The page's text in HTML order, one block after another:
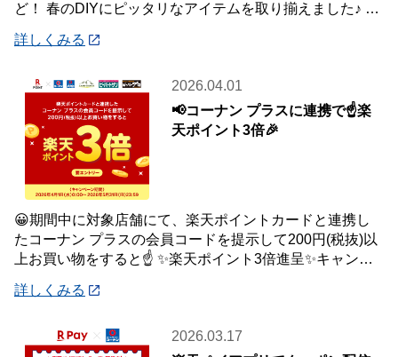
ど！ 春のDIYにピッタリなアイテムを取り揃えました♪ 商
詳しくみる
2026.04.01
📢コーナン プラスに連携で☝️楽
天ポイント3倍🎉
😀期間中に対象店舗にて、楽天ポイントカードと連携し
たコーナン プラスの会員コードを提示して200円(税抜)以
上お買い物をすると☝️ ✨楽天ポイント3倍進呈✨キャンペ
詳しくみる
2026.03.17